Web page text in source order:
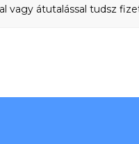
vagy átutalással tudsz